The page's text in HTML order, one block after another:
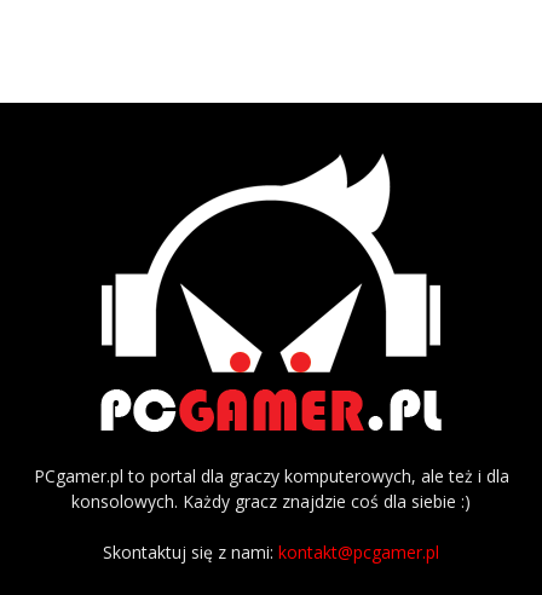
PCgamer.pl to portal dla graczy komputerowych, ale też i dla
konsolowych. Każdy gracz znajdzie coś dla siebie :)
Skontaktuj się z nami: kontakt@pcgamer.pl